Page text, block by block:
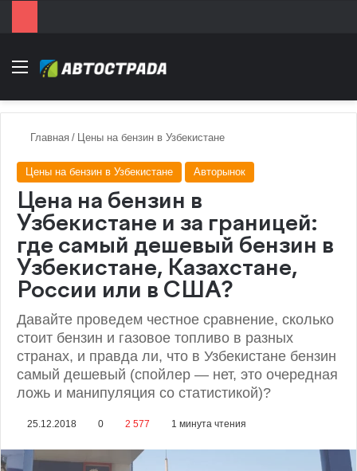
Menu
Главная / Цены на бензин в Узбекистане
Цены на бензин в Узбекистане Авторынок
Цена на бензин в
Узбекистане и за границей:
где самый дешевый бензин в
Узбекистане, Казахстане,
России или в США?
Давайте проведем честное сравнение, сколько
стоит бензин и газовое топливо в разных
странах, и правда ли, что в Узбекистане бензин
самый дешевый (спойлер — нет, это очередная
ложь и манипуляция со статистикой)?
25.12.2018 0 2 577 1 минута чтения